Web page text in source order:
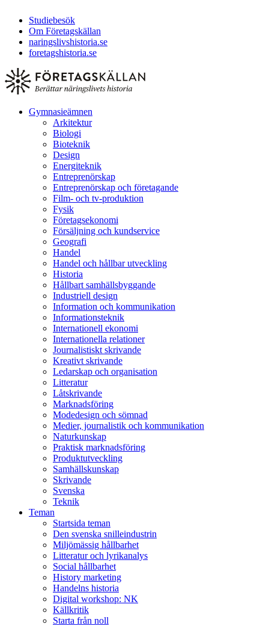
Studiebesök
Om Företagskällan
naringslivshistoria.se
foretagshistoria.se
Gymnasieämnen
Arkitektur
Biologi
Bioteknik
Design
Energiteknik
Entreprenörskap
Entreprenörskap och företagande
Film- och tv-produktion
Fysik
Företagsekonomi
Försäljning och kundservice
Geografi
Handel
Handel och hållbar utveckling
Historia
Hållbart samhällsbyggande
Industriell design
Information och kommunikation
Informationsteknik
Internationell ekonomi
Internationella relationer
Journalistiskt skrivande
Kreativt skrivande
Ledarskap och organisation
Litteratur
Låtskrivande
Marknadsföring
Modedesign och sömnad
Medier, journalistik och kommunikation
Naturkunskap
Praktisk marknadsföring
Produktutveckling
Samhällskunskap
Skrivande
Svenska
Teknik
Teman
Startsida teman
Den svenska snilleindustrin
Miljömässig hållbarhet
Litteratur och lyrikanalys
Social hållbarhet
History marketing
Handelns historia
Digital workshop: NK
Källkritik
Starta från noll